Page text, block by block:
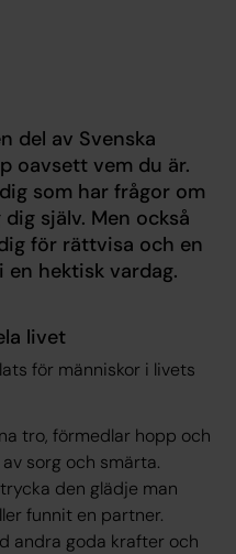
del av Svenska
oavsett vem du är.
som har frågor om
själv. Men också
för rättvisa och en
hektisk vardag.
livet
för människor i livets
tro, förmedlar hopp och
sorg och smärta.
den glädje man
funnit en partner.
andra goda krafter och